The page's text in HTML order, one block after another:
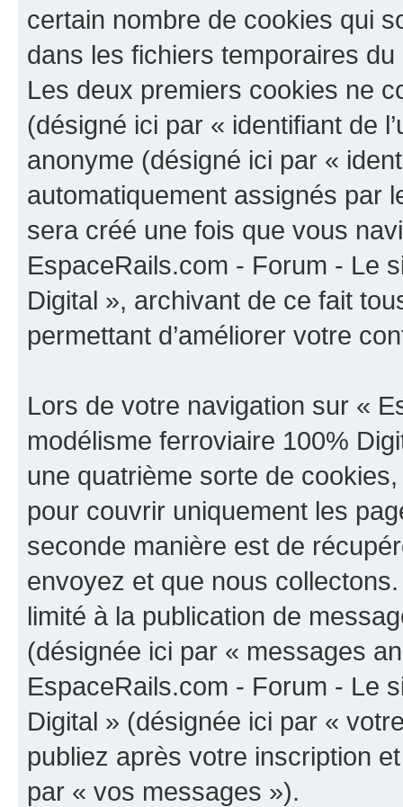
certain nombre de cookies qui
dans les fichiers temporaires
Les deux premiers cookies ne
(désigné ici par « identifiant de
anonyme (désigné ici par «
automatiquement assignés par
sera créé une fois que vous
EspaceRails.com - Forum - Le
Digital », archivant de ce fait
permettant d’améliorer votre
Lors de votre navigation sur «
modélisme ferroviaire 100%
une quatrième sorte de
pour couvrir uniquement les
seconde manière est de
envoyez et que nous
limité à la publication de
(désignée ici par « messages
EspaceRails.com - Forum - Le
Digital » (désignée ici par «
publiez après votre inscription
par « vos messages »).